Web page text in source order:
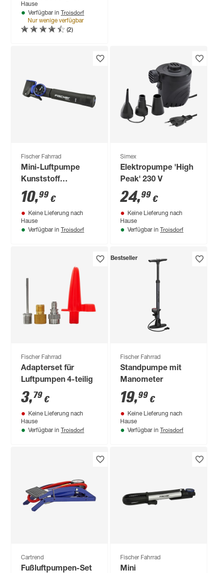
Hause
Verfügbar in Troisdorf
Nur wenige verfügbar
(2)
Fischer Fahrrad
Mini-Luftpumpe
Kunststoff
umschaltbar
Druck/Volumen 22
cm 8 bar
10,99 €
Keine Lieferung nach
Hause
Verfügbar in Troisdorf
Simex
Elektropumpe 'High
Peak' 230 V
24,99 €
Keine Lieferung nach
Hause
Verfügbar in Troisdorf
Fischer Fahrrad
Adapterset für
Luftpumpen 4-teilig
3,79 €
Keine Lieferung nach
Hause
Verfügbar in Troisdorf
Bestseller
Fischer Fahrrad
Standpumpe mit
Manometer
19,99 €
Keine Lieferung nach
Hause
Verfügbar in Troisdorf
Cartrend
Fußluftpumpen-Set
Fischer Fahrrad
Mini